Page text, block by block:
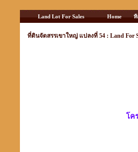
Land Lot For Sales Home ห้
ที่ดินจัดสรรเขาใหญ่ แปลงที่ 54 : Land For
โค